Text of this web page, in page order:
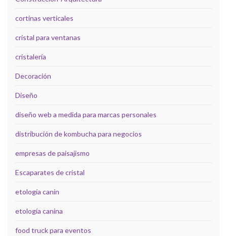
cortinas verticales
cristal para ventanas
cristalería
Decoración
Diseño
diseño web a medida para marcas personales
distribución de kombucha para negocios
empresas de paisajismo
Escaparates de cristal
etología canin
etología canina
food truck para eventos